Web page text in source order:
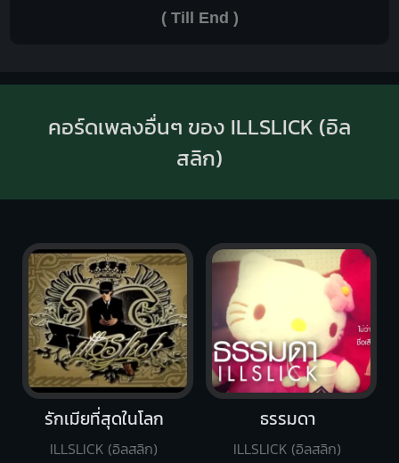
( Till End )
คอร์ดเพลงอื่นๆ ของ ILLSLICK (อิล
สลิก)
รักเมียที่สุดในโลก
ILLSLICK (อิลสลิก)
ธรรมดา
ILLSLICK (อิลสลิก)